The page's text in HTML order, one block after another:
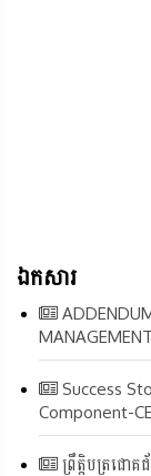
ឯកសារ
Success
Component-
ព្រឹត្តិបត្រជោ